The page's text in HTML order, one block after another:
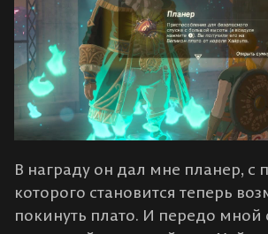
В награду он дал мне планер,
которого становится теперь
покинуть плато. И передо мной